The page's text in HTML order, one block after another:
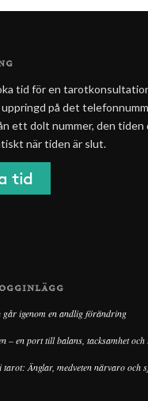
tid för en
uppringd på det
ett dolt nummer, den tiden
när tiden är slut.
går igenom en andlig förändring
– en port till balans, tacksamhet
tarot: Änglar, medveten närvaro och